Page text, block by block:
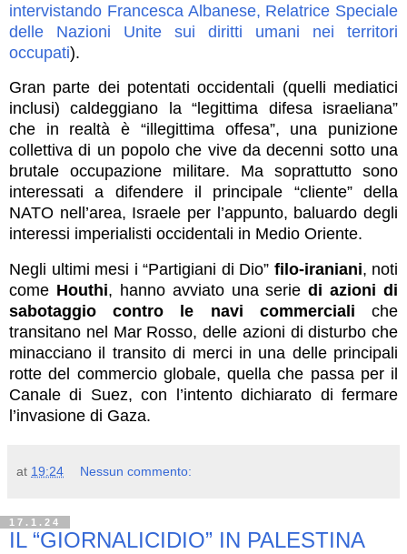
intervistando Francesca Albanese, Relatrice Speciale
delle Nazioni Unite sui diritti umani nei territori
occupati).
Gran parte dei potentati occidentali (quelli mediatici
inclusi) caldeggiano la “legittima difesa israeliana”
che in realtà è “illegittima offesa”, una punizione
collettiva di un popolo che vive da decenni sotto una
brutale occupazione militare. Ma soprattutto sono
interessati a difendere il principale “cliente” della
NATO nell’area, Israele per l’appunto, baluardo degli
interessi imperialisti occidentali in Medio Oriente.
Negli ultimi mesi i “Partigiani di Dio” filo-iraniani, noti
come Houthi, hanno avviato una seriedi azioni di
sabotaggio contro le navi commerciali che
transitano nel Mar Rosso, delle azioni di disturbo che
minacciano il transito di merci in una delle principali
rotte del commercio globale, quella che passa per il
Canale di Suez, con l’intento dichiarato di fermare
l’invasione di Gaza.
at 19:24 Nessun commento:
17.1.24
IL “GIORNALICIDIO” IN PALESTINA